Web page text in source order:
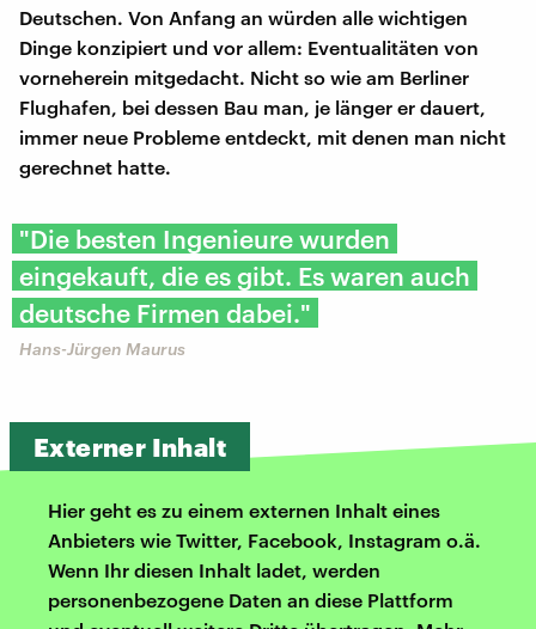
Deutschen. Von Anfang an würden alle wichtigen
Dinge konzipiert und vor allem: Eventualitäten von
vorneherein mitgedacht. Nicht so wie am Berliner
Flughafen, bei dessen Bau man, je länger er dauert,
immer neue Probleme entdeckt, mit denen man nicht
gerechnet hatte.
"Die besten Ingenieure wurden
eingekauft, die es gibt. Es waren auch
deutsche Firmen dabei."
Hans-Jürgen Maurus
Externer Inhalt
Hier geht es zu einem externen Inhalt eines
Anbieters wie Twitter, Facebook, Instagram o.ä.
Wenn Ihr diesen Inhalt ladet, werden
personenbezogene Daten an diese Plattform